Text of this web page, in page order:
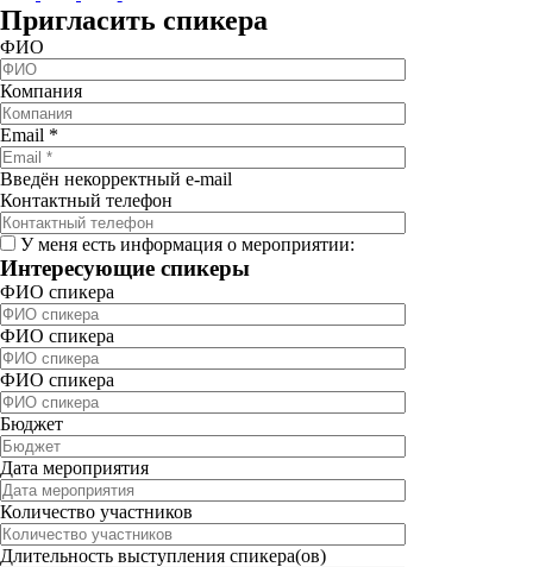
Пригласить спикера
ФИО
Компания
Email *
Введён некорректный e-mail
Контактный телефон
У меня есть информация о мероприятии:
Интересующие спикеры
ФИО спикера
ФИО спикера
ФИО спикера
Бюджет
Дата мероприятия
Количество участников
Длительность выступления спикера(ов)